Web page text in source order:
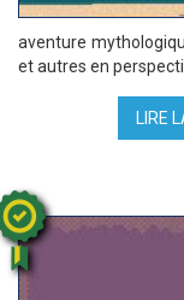
aventure
et autres en
LIRE